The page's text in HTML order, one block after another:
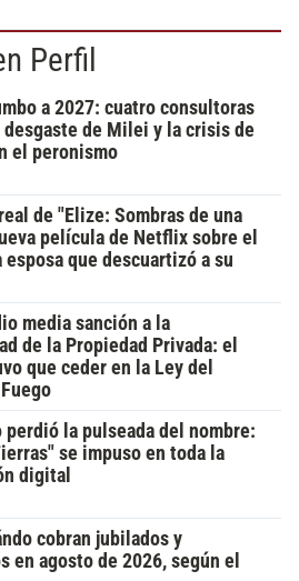
Perfil
a 2027: cuatro consultoras
de Milei y la crisis de
el peronismo
de "Elize: Sombras de una
película de Netflix sobre el
esposa que descuartizó a su
media sanción a la
de la Propiedad Privada: el
que ceder en la Ley del
perdió la pulseada del nombre:
se impuso en toda la
digital
cobran jubilados y
en agosto de 2026, según el